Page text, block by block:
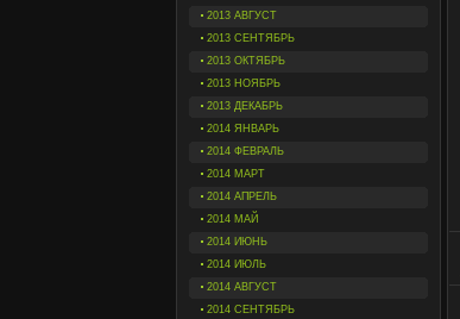
2013 АВГУСТ
2013 СЕНТЯБРЬ
2013 ОКТЯБРЬ
2013 НОЯБРЬ
2013 ДЕКАБРЬ
2014 ЯНВАРЬ
2014 ФЕВРАЛЬ
2014 МАРТ
2014 АПРЕЛЬ
2014 МАЙ
2014 ИЮНЬ
2014 ИЮЛЬ
2014 АВГУСТ
2014 СЕНТЯБРЬ